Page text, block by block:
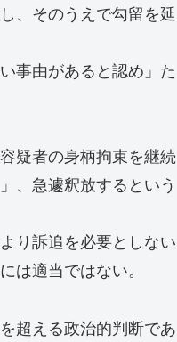
、そのうえで勾留を延
事由があると認め」た
疑者の身柄拘束を継続
、急遽釈放するという
り訴追を必要としない
は適当ではない。
超える政治的判断であ